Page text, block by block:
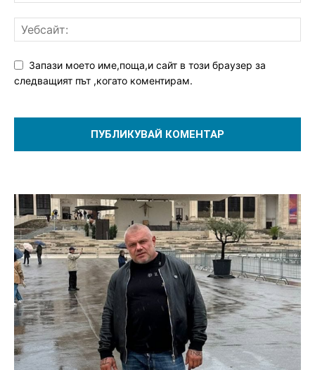
Запази моето име,поща,и сайт в този браузер за
следващият път ,когато коментирам.